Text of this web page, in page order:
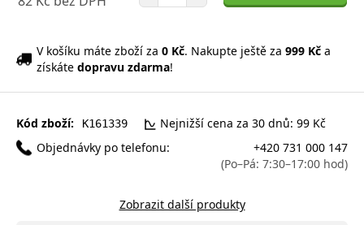
V košíku máte zboží za 0 Kč. Nakupte ještě za 999 Kč a
získáte dopravu zdarma!
Kód zboží: K161339
Nejnižší cena za 30 dnů: 99 Kč
Objednávky po telefonu:
+420 731 000 147
(Po–Pá: 7:30–17:00 hod)
Zobrazit další produkty